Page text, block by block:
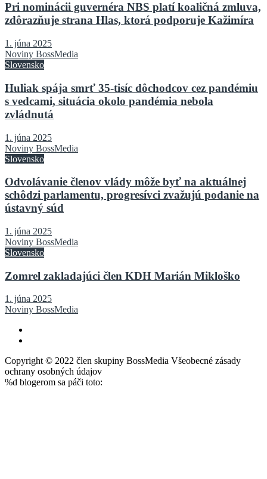
Pri nominácii guvernéra NBS platí koaličná zmluva,
zdôrazňuje strana Hlas, ktorá podporuje Kažimíra
1. júna 2025
Noviny BossMedia
Slovensko
Huliak spája smrť 35-tisíc dôchodcov cez pandémiu
s vedcami, situácia okolo pandémia nebola
zvládnutá
1. júna 2025
Noviny BossMedia
Slovensko
Odvolávanie členov vlády môže byť na aktuálnej
schôdzi parlamentu, progresívci zvažujú podanie na
ústavný súd
1. júna 2025
Noviny BossMedia
Slovensko
Zomrel zakladajúci člen KDH Marián Mikloško
1. júna 2025
Noviny BossMedia
Copyright © 2022 člen skupiny BossMedia Všeobecné zásady
ochrany osobných údajov
%d blogerom sa páči toto: